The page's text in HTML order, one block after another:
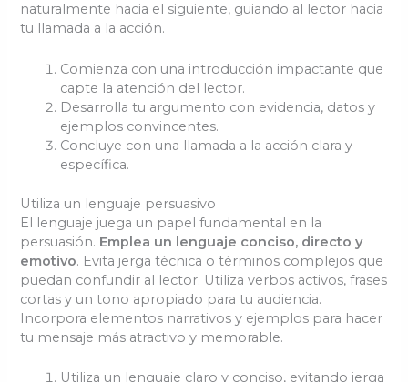
naturalmente hacia el siguiente, guiando al lector hacia
tu llamada a la acción.
Comienza con una introducción impactante que
capte la atención del lector.
Desarrolla tu argumento con evidencia, datos y
ejemplos convincentes.
Concluye con una llamada a la acción clara y
específica.
Utiliza un lenguaje persuasivo
El lenguaje juega un papel fundamental en la
persuasión. Emplea un lenguaje conciso, directo y
emotivo. Evita jerga técnica o términos complejos que
puedan confundir al lector. Utiliza verbos activos, frases
cortas y un tono apropiado para tu audiencia.
Incorpora elementos narrativos y ejemplos para hacer
tu mensaje más atractivo y memorable.
Utiliza un lenguaje claro y conciso, evitando jerga